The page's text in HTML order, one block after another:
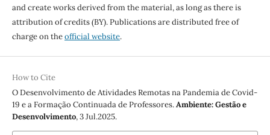
and create works derived from the material, as long as there is
attribution of credits (BY). Publications are distributed free of
charge on theofficial website.
How to Cite
O Desenvolvimento de Atividades Remotas na Pandemia de Covid-
19 e a Formação Continuada de Professores.Ambiente: Gestão e
Desenvolvimento, 3 Jul.2025.